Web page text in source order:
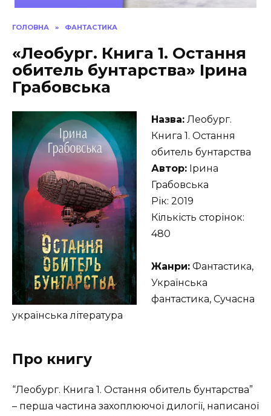
ГОЛОВНА » ФАНТАСТИКА
«Леобург. Книга 1. Остання
обитель бунтарства» Ірина
Грабовська
Назва: Леобург.
Книга 1. Остання
обитель бунтарства
Автор: Ірина
Грабовська
Рік: 2019
Кількість сторінок:
480
Жанри: Фантастика,
Українська
фантастика, Сучасна
українська література
Про книгу
“Леобург. Книга 1. Остання обитель бунтарства”
– перша частина захоплюючої дилогії, написаної